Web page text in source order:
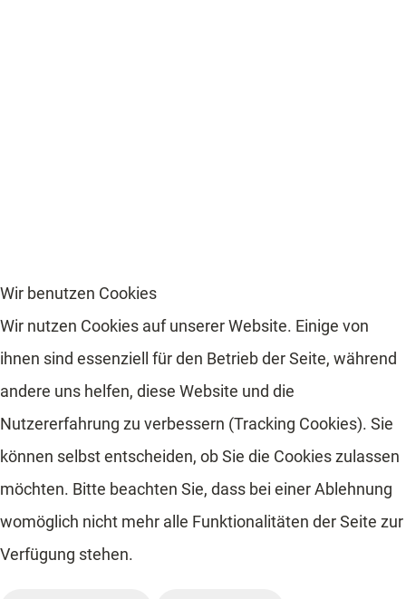
Wir benutzen Cookies
Wir nutzen Cookies auf unserer Website. Einige von
ihnen sind essenziell für den Betrieb der Seite, während
andere uns helfen, diese Website und die
Nutzererfahrung zu verbessern (Tracking Cookies). Sie
können selbst entscheiden, ob Sie die Cookies zulassen
möchten. Bitte beachten Sie, dass bei einer Ablehnung
womöglich nicht mehr alle Funktionalitäten der Seite zur
Verfügung stehen.